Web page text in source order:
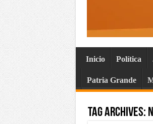
Inicio Política
Patria Grande
Tag Archives: